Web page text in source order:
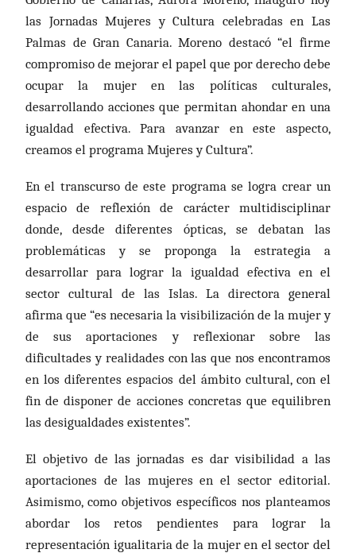
las Jornadas Mujeres y Cultura celebradas en Las
Palmas de Gran Canaria. Moreno destacó “el firme
compromiso de mejorar el papel que por derecho debe
ocupar la mujer en las políticas culturales,
desarrollando acciones que permitan ahondar en una
igualdad efectiva. Para avanzar en este aspecto,
creamos el programa Mujeres y Cultura”.
En el transcurso de este programa se logra crear un
espacio de reflexión de carácter multidisciplinar
donde, desde diferentes ópticas, se debatan las
problemáticas y se proponga la estrategia a
desarrollar para lograr la igualdad efectiva en el
sector cultural de las Islas. La directora general
afirma que “es necesaria la visibilización de la mujer y
de sus aportaciones y reflexionar sobre las
dificultades y realidades con las que nos encontramos
en los diferentes espacios del ámbito cultural, con el
fin de disponer de acciones concretas que equilibren
las desigualdades existentes”.
El objetivo de las jornadas es dar visibilidad a las
aportaciones de las mujeres en el sector editorial.
Asimismo, como objetivos específicos nos planteamos
abordar los retos pendientes para lograr la
representación igualitaria de la mujer en el sector del